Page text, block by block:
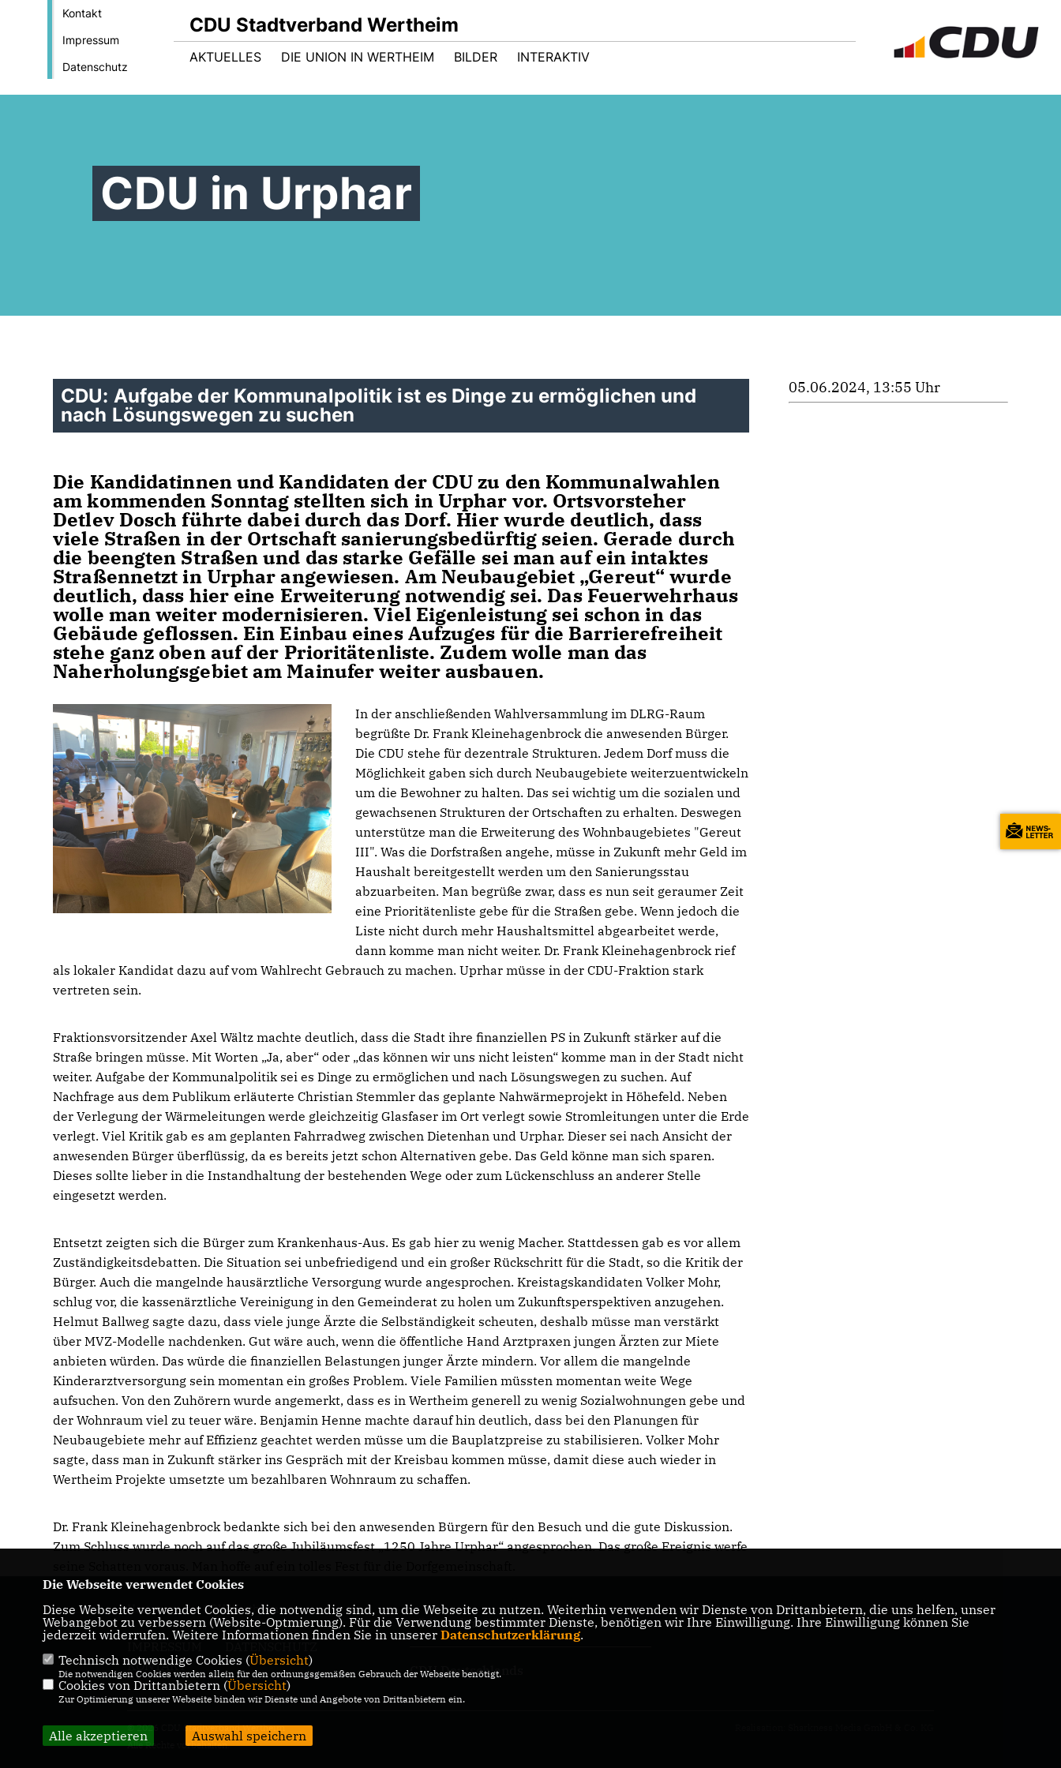
Kontakt
Impressum
Datenschutz
CDU Stadtverband Wertheim
AKTUELLES DIE UNION IN WERTHEIM BILDER INTERAKTIV
CDU in Urphar
CDU: Aufgabe der Kommunalpolitik ist es Dinge zu ermöglichen und
nach Lösungswegen zu suchen
Die Kandidatinnen und Kandidaten der CDU zu den Kommunalwahlen
am kommenden Sonntag stellten sich in Urphar vor. Ortsvorsteher
Detlev Dosch führte dabei durch das Dorf. Hier wurde deutlich, dass
viele Straßen in der Ortschaft sanierungsbedürftig seien. Gerade durch
die beengten Straßen und das starke Gefälle sei man auf ein intaktes
Straßennetzt in Urphar angewiesen. Am Neubaugebiet „Gereut“ wurde
deutlich, dass hier eine Erweiterung notwendig sei. Das Feuerwehrhaus
wolle man weiter modernisieren. Viel Eigenleistung sei schon in das
Gebäude geflossen. Ein Einbau eines Aufzuges für die Barrierefreiheit
stehe ganz oben auf der Prioritätenliste. Zudem wolle man das
Naherholungsgebiet am Mainufer weiter ausbauen.
In der anschließenden Wahlversammlung im DLRG-Raum
begrüßte Dr. Frank Kleinehagenbrock die anwesenden Bürger.
Die CDU stehe für dezentrale Strukturen. Jedem Dorf muss die
Möglichkeit gaben sich durch Neubaugebiete weiterzuentwickeln
um die Bewohner zu halten. Das sei wichtig um die sozialen und
gewachsenen Strukturen der Ortschaften zu erhalten. Deswegen
unterstütze man die Erweiterung des Wohnbaugebietes "Gereut
III". Was die Dorfstraßen angehe, müsse in Zukunft mehr Geld im
Haushalt bereitgestellt werden um den Sanierungsstau
abzuarbeiten. Man begrüße zwar, dass es nun seit geraumer Zeit
eine Prioritätenliste gebe für die Straßen gebe. Wenn jedoch die
Liste nicht durch mehr Haushaltsmittel abgearbeitet werde,
dann komme man nicht weiter. Dr. Frank Kleinehagenbrock rief
als lokaler Kandidat dazu auf vom Wahlrecht Gebrauch zu machen. Uprhar müsse in der CDU-Fraktion stark
vertreten sein.
Fraktionsvorsitzender Axel Wältz machte deutlich, dass die Stadt ihre finanziellen PS in Zukunft stärker auf die
Straße bringen müsse. Mit Worten „Ja, aber“ oder „das können wir uns nicht leisten“ komme man in der Stadt nicht
weiter. Aufgabe der Kommunalpolitik sei es Dinge zu ermöglichen und nach Lösungswegen zu suchen. Auf
Nachfrage aus dem Publikum erläuterte Christian Stemmler das geplante Nahwärmeprojekt in Höhefeld. Neben
der Verlegung der Wärmeleitungen werde gleichzeitig Glasfaser im Ort verlegt sowie Stromleitungen unter die Erde
verlegt. Viel Kritik gab es am geplanten Fahrradweg zwischen Dietenhan und Urphar. Dieser sei nach Ansicht der
anwesenden Bürger überflüssig, da es bereits jetzt schon Alternativen gebe. Das Geld könne man sich sparen.
Dieses sollte lieber in die Instandhaltung der bestehenden Wege oder zum Lückenschluss an anderer Stelle
eingesetzt werden.
Entsetzt zeigten sich die Bürger zum Krankenhaus-Aus. Es gab hier zu wenig Macher. Stattdessen gab es vor allem
Zuständigkeitsdebatten. Die Situation sei unbefriedigend und ein großer Rückschritt für die Stadt, so die Kritik der
Bürger. Auch die mangelnde hausärztliche Versorgung wurde angesprochen. Kreistagskandidaten Volker Mohr,
schlug vor, die kassenärztliche Vereinigung in den Gemeinderat zu holen um Zukunftsperspektiven anzugehen.
Helmut Ballweg sagte dazu, dass viele junge Ärzte die Selbständigkeit scheuten, deshalb müsse man verstärkt
über MVZ-Modelle nachdenken. Gut wäre auch, wenn die öffentliche Hand Arztpraxen jungen Ärzten zur Miete
anbieten würden. Das würde die finanziellen Belastungen junger Ärzte mindern. Vor allem die mangelnde
Kinderarztversorgung sein momentan ein großes Problem. Viele Familien müssten momentan weite Wege
aufsuchen. Von den Zuhörern wurde angemerkt, dass es in Wertheim generell zu wenig Sozialwohnungen gebe und
der Wohnraum viel zu teuer wäre. Benjamin Henne machte darauf hin deutlich, dass bei den Planungen für
Neubaugebiete mehr auf Effizienz geachtet werden müsse um die Bauplatzpreise zu stabilisieren. Volker Mohr
sagte, dass man in Zukunft stärker ins Gespräch mit der Kreisbau kommen müsse, damit diese auch wieder in
Wertheim Projekte umsetzte um bezahlbaren Wohnraum zu schaffen.
Dr. Frank Kleinehagenbrock bedankte sich bei den anwesenden Bürgern für den Besuch und die gute Diskussion.
Zum Schluss wurde noch auf das große Jubiläumsfest „1250 Jahre Urphar“ angesprochen. Das große Ereignis werfe
05.06.2024, 13:55 Uhr
Homepage der CDU Wertheim
KONTAKT
CDU Baden-Württemberg
CDU Deutschlands
© 2026 CDU Stadtverband Wertheim
Alle Rechte vorbehalten.
Die Webseite verwendet Cookies
Diese Webseite verwendet Cookies, die notwendig sind, um die Webseite zu nutzen. Weiterhin verwenden wir Dienste von Drittanbietern, die uns helfen, unser
Webangebot zu verbessern (Website-Optmierung). Für die Verwendung bestimmter Dienste, benötigen wir Ihre Einwilligung. Ihre Einwilligung können Sie
jederzeit widerrufen. Weitere Informationen finden Sie in unserer Datenschutzerklärung.
Technisch notwendige Cookies (Übersicht)
Die notwendigen Cookies werden allein für den ordnungsgemäßen Gebrauch der Webseite benötigt.
Cookies von Drittanbietern (Übersicht)
Zur Optimierung unserer Webseite binden wir Dienste und Angebote von Drittanbietern ein.
Alle akzeptieren Auswahl speichern